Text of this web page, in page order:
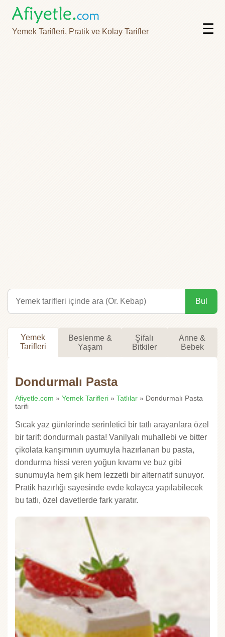
Yemek Tarifleri, Pratik ve Kolay Tarifler ☰
Bul
Yemek
Tarifleri
Beslenme &
Yaşam
Şifalı
Bitkiler
Anne &
Bebek
Dondurmalı Pasta
Afiyetle.com » Yemek Tarifleri » Tatlılar » Dondurmalı Pasta
tarifi
Sıcak yaz günlerinde serinletici bir tatlı arayanlara özel
bir tarif: dondurmalı pasta! Vanilyalı muhallebi ve bitter
çikolata karışımının uyumuyla hazırlanan bu pasta,
dondurma hissi veren yoğun kıvamı ve buz gibi
sunumuyla hem şık hem lezzetli bir alternatif sunuyor.
Pratik hazırlığı sayesinde evde kolayca yapılabilecek
bu tatlı, özel davetlerde fark yaratır.